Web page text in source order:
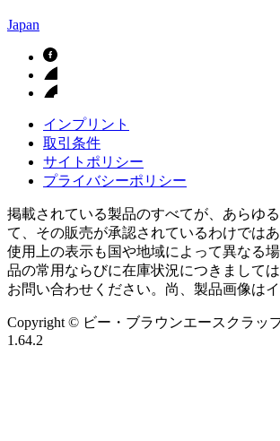
Japan
インプリント
取引条件
サイトポリシー
プライバシーポリシー
掲載されている製品のすべてが、あらゆ
て、その販売が承認されているわけではあ
使用上の表示も国や地域によって異なる
品の常用ならびに在庫状況につきまして
お問い合わせください。尚、製品画像はイ
Copyright © ビー・ブラウンエースクラッ
1.64.2